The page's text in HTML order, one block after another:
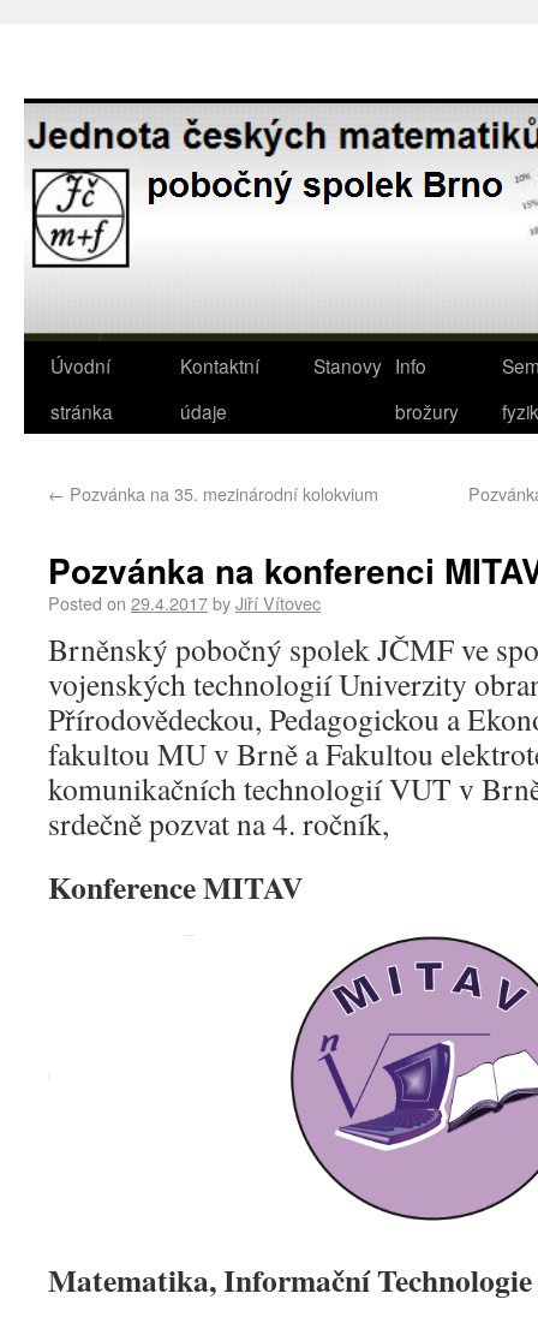
Úvodní
stránka
Kontaktní
údaje
Stanovy Info
brožury
← Pozvánka na 35. mezinárodní kolokvium
Pozvánka na konferenci
Posted on 29.4.2017byJiří Vítovec
Brněnský pobočný spolek JČMF ve
vojenských technologií Univerzity
Přírodovědeckou, Pedagogickou a
fakultou MU v Brně a Fakultou
komunikačních technologií VUT v
srdečně pozvat na 4. ročník,
Konference MITAV
Matematika, Informační